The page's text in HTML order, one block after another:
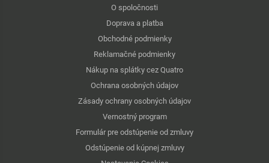
O spoločnosti
Doprava a platba
Obchodné podmienky
Reklamačné podmienky
Nákup na splátky cez Quatro
Ochrana osobných údajov
Zásady ochrany osobných údajov
Vernostný program
Formulár pre odstúpenie od zmluvy
Odstúpenie od kúpnej zmluvy